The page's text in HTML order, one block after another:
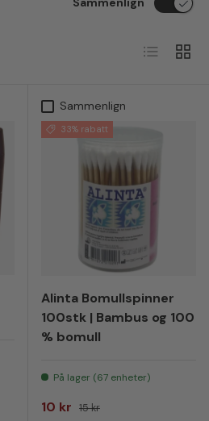
Liste
Sammenlign
33% rabatt
Alinta Bomullspinner
100stk | Bambus og 100
% bomull
På lager (67 enheter)
Salgspris
10 kr Vanlig pris
15 kr